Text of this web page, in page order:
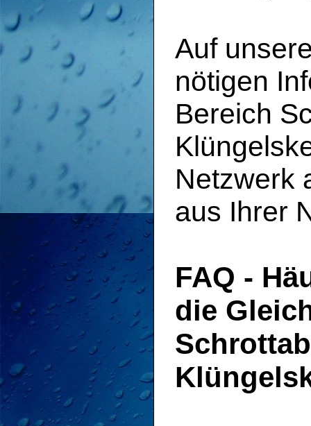
Auf
nötigen
Bereich
Netzwerk
aus Ihrer
FAQ -
die